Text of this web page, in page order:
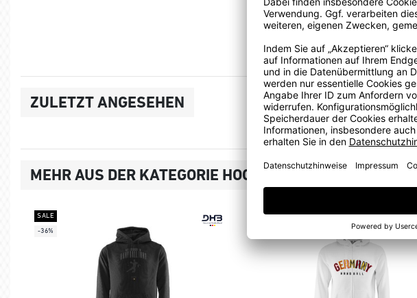
ZULETZT ANGESEHEN
MEHR AUS DER KATEGORIE HOODIES, SWEATSHIRTS
SALE
-36%
SALE